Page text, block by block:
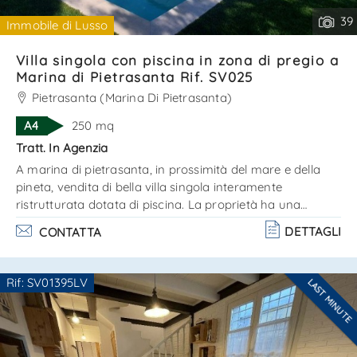
Immobile di Lusso 39
Villa singola con piscina in zona di pregio a
Marina di Pietrasanta Rif. SV025
Pietrasanta (Marina Di Pietrasanta)
A4
250 mq
Tratt. In Agenzia
A marina di pietrasanta, in prossimità del mare e della
pineta, vendita di bella villa singola interamente
ristrutturata dotata di piscina. La proprietà ha una
superficie di mq. 250 ed è stata ristrutturata utilizzando
materiali di alta qualità che ottimizzano l'efficienza
energetica; è corredata di vano esterno adibito a
ripostiglio-lavanderia e bagno con doccia. La villa è
circondata dal giardino e da alte siepi per una totale
privacy. Internamente è strutturata su 2 livelli ed è cos. . .
CONTATTA DETTAGLI
Rif: SV01395LV LAST MINUTE
Ti interessa?
Contatta
--------------------
Vedi tutti i dettagli